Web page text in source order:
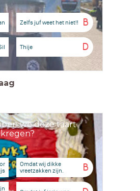
B
Zelfs juf weet het niet!!
D
Thije
we deze taart
B
Omdat wij dikke
vreetzakken zijn.